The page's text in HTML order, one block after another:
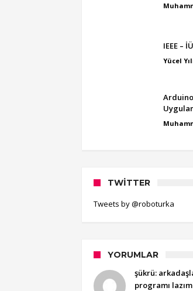
IEEE –
Yücel
TWITTER
Tweets by @roboturka
YORUMLAR
şükrü:
programı